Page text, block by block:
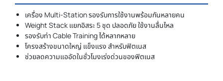
เครื่อง Multi-Station รองรับการใช้งานพร้อมกันหลายคน
Weight Stack แยกอิสระ 5 ชุด ปลอดภัย ใช้งานลื่นไหล
รองรับท่า Cable Training ได้หลากหลาย
โครงสร้างขนาดใหญ่ แข็งแรง สำหรับฟิตเนส
ช่วยลดความแออัดในชั่วโมงเร่งด่วนของฟิตเนส